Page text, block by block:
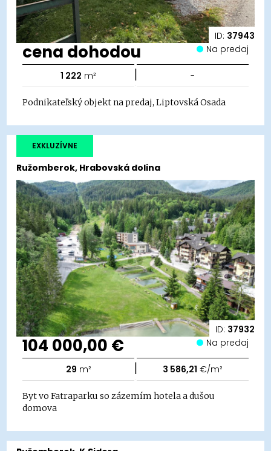
ID: 37943
cena dohodou Na predaj
1 222 m² | -
Podnikateľský objekt na predaj, Liptovská Osada
ID: 37932
Ružomberok, Hrabovská dolina
EXKLUZÍVNE
104 000,00 € Na predaj
29 m² | 3 586,21 €/m²
Byt vo Fatraparku so zázemím hotela a dušou
domova